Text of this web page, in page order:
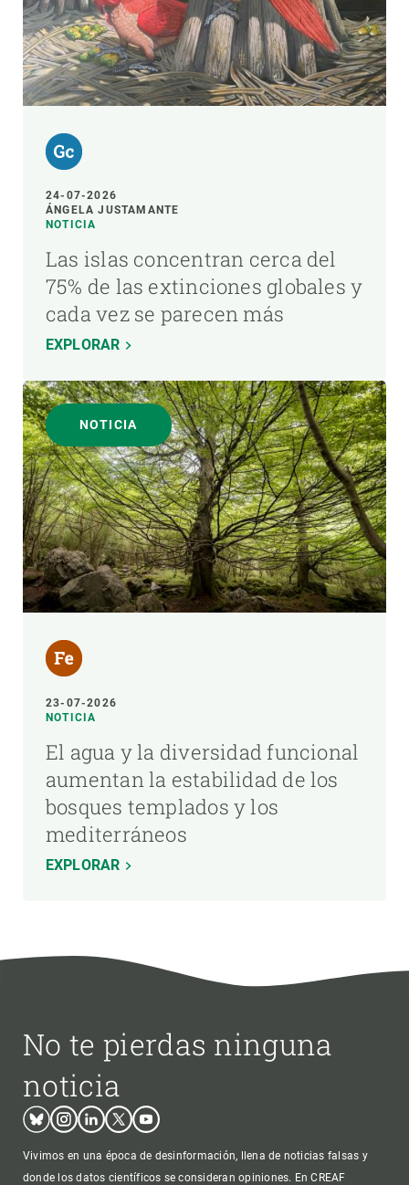
24-07-2026
ÁNGELA JUSTAMANTE
NOTICIA
Las islas concentran cerca del
75% de las extinciones globales y
cada vez se parecen más
EXPLORAR
NOTICIA
23-07-2026
NOTICIA
El agua y la diversidad funcional
aumentan la estabilidad de los
bosques templados y los
mediterráneos
EXPLORAR
No te pierdas ninguna
noticia
BlueskyInstagram
LinkedinTwitterYoutube
Vivimos en una época de desinformación, llena de noticias falsas y
donde los datos científicos se consideran opiniones. En CREAF